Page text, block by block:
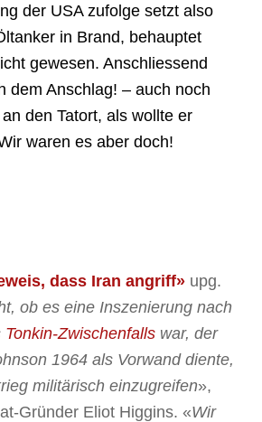
der USA zufolge setzt also
in Brand, behauptet
gewesen. Anschliessend
dem Anschlag! – auch noch
den Tatort, als wollte er
waren es aber doch!
dass Iran angriff» upg.
ob es eine Inszenierung nach
Tonkin-Zwischenfalls war, der
1964 als Vorwand diente,
militärisch einzugreifen»,
Gründer Eliot Higgins. «Wir